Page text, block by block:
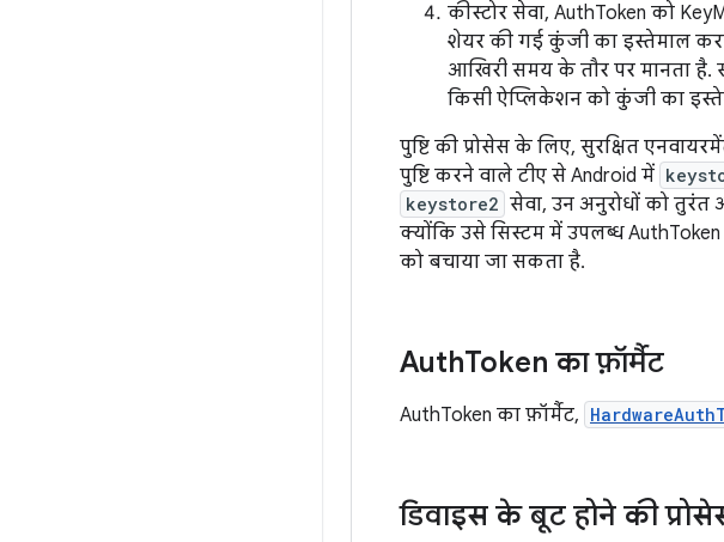
कीस्टोर सेवा, AuthToken को
शेयर की गई कुंजी का इस्तेमाल
आखिरी समय के तौर पर मानता
किसी ऐप्लिकेशन को कुंजी का
पुष्टि की प्रोसेस के लिए, सुरक्षित
पुष्टि करने वाले टीए से Android में
keystore2 सेवा, उन अनुरोधों को तुरंत
क्योंकि उसे सिस्टम में उपलब्ध
को बचाया जा सकता है.
AuthToken का फ़ॉर्मैट
AuthToken का फ़ॉर्मैट,
डिवाइस के बूट होने की